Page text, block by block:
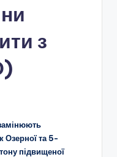
з
Озерної та 5-
підвищеної